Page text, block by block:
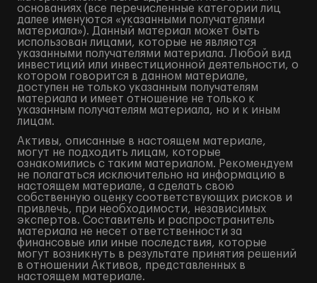
основаниях (все перечисленные категории лиц
далее именуются «указанными получателями
материала»). Данный материал может быть
использован лицами, которые не являются
указанными получателями материала. Любой вид
инвестиций или инвестиционной деятельности, о
котором говорится в данном материале,
доступен не только указанным получателям
материала и имеет отношение не только к
указанным получателям материала, но и к иным
лицам.
Активы, описанные в настоящем материале,
могут не подходить лицам, которые
ознакомились с таким материалом. Рекомендуем
не полагаться исключительно на информацию в
настоящем материале, а сделать свою
собственную оценку соответствующих рисков и
привлечь, при необходимости, независимых
экспертов. Составитель и распространитель
материала не несет ответственности за
финансовые или иные последствия, которые
могут возникнуть в результате принятия решений
в отношении Активов, представленных в
настоящем материале.